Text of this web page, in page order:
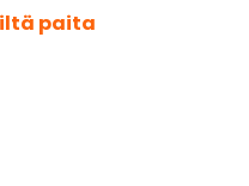
paita